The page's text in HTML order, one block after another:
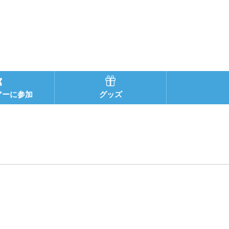
に参加 グッズ